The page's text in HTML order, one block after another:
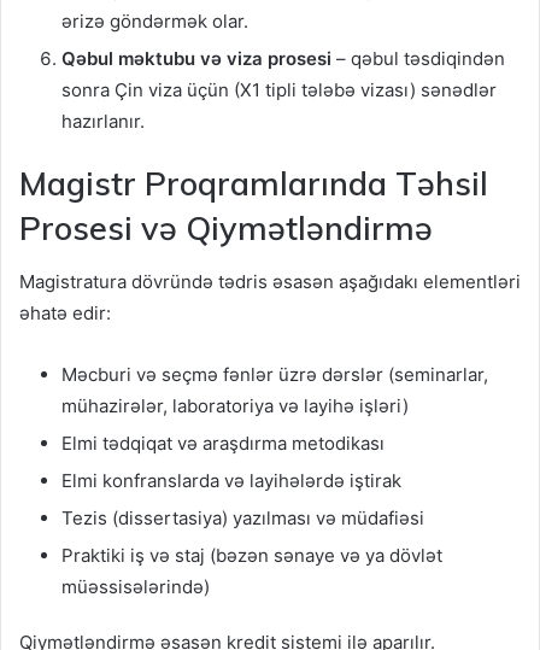
ərizə göndərmək olar.
Qəbul məktubu və viza prosesi – qəbul təsdiqindən
sonra Çin viza üçün (X1 tipli tələbə vizası) sənədlər
hazırlanır.
Magistr Proqramlarında Təhsil
Prosesi və Qiymətləndirmə
Magistratura dövründə tədris əsasən aşağıdakı elementləri
əhatə edir:
Məcburi və seçmə fənlər üzrə dərslər (seminarlar,
mühazirələr, laboratoriya və layihə işləri)
Elmi tədqiqat və araşdırma metodikası
Elmi konfranslarda və layihələrdə iştirak
Tezis (dissertasiya) yazılması və müdafiəsi
Praktiki iş və staj (bəzən sənaye və ya dövlət
müəssisələrində)
Qiymətləndirmə əsasən kredit sistemi ilə aparılır.